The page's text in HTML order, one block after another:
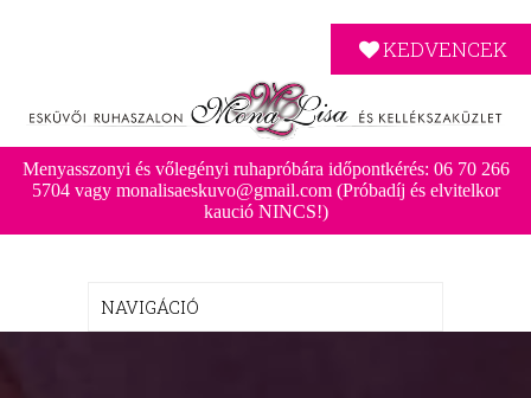
KEDVENCEK
Menyasszonyi és vőlegényi ruhapróbára időpontkérés: 06 70 266
5704 vagy monalisaeskuvo@gmail.com (Próbadíj és elvitelkor
kaució NINCS!)